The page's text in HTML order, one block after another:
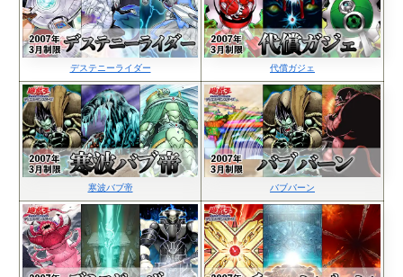
デステニーライダー 代償ガジェ
寒波バブ帝 バブバーン